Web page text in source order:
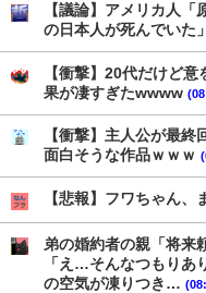
【議論】アメリカ人「
の日本人が死んでいた
【衝撃】20代だけど
果が凄すぎたwwww
【衝撃】主人公が最
面白そうな作品ｗｗｗ
【悲報】フワちゃん、
弟の婚約者の親「将来
「え…そんなつもり
の空気が凍りつき…